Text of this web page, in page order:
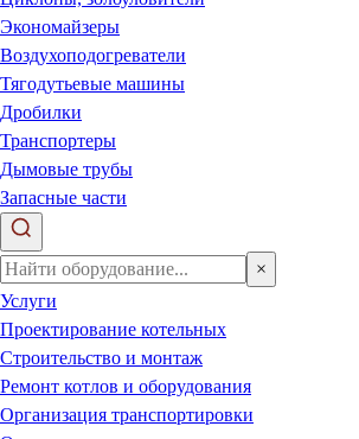
Экономайзеры
Воздухоподогреватели
Тягодутьевые машины
Дробилки
Транспортеры
Дымовые трубы
Запасные части
×
Услуги
Проектирование котельных
Строительство и монтаж
Ремонт котлов и оборудования
Организация транспортировки